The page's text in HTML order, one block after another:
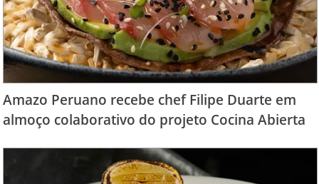
Amazo Peruano recebe chef Filipe Duarte em
almoço colaborativo do projeto Cocina Abierta